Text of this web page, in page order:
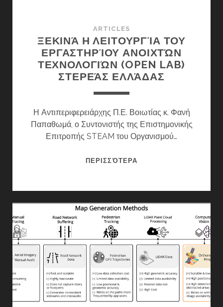
ARTICLES
ΞΕΚΙΝΆ Η ΛΕΙΤΟΥΡΓΊΑ ΤΟΥ
ΕΡΓΑΣΤΗΡΊΟΥ ΑΝΟΙΧΤΏΝ
ΤΕΧΝΟΛΟΓΙΏΝ (OPEN LAB)
ΣΤΕΡΕΆΣ ΕΛΛΆΔΑΣ
Η Αντιπεριφερειάρχης Π.Ε. Βοιωτίας κ. Φανή
Παπαθωμά, ο Συντονιστής της Επιστημονικής
Επιτροπής STEAM του Οργανισμού…
ΠΕΡΙΣΣΌΤΕΡΑ
ΕΡΓΑΣΤΗΡΊΟΥ
ΑΝΟΙΧΤΏΝ
ΤΕΧΝΟΛΟΓΙΏΝ
(OPEN
LAB)
ΣΤΕΡΕΆΣ
ΕΛΛΆΔΑΣ